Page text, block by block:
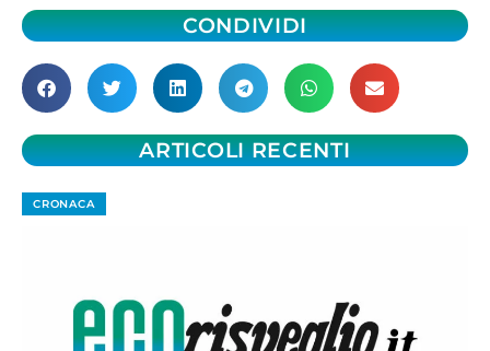
CONDIVIDI
ARTICOLI RECENTI
CRONACA